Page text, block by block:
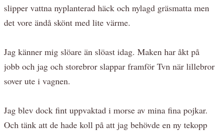
slipper vattna nyplanterad häck och nylagd gräsmatta men
det vore ändå skönt med lite värme.
Jag känner mig slöare än slöast idag. Maken har åkt på
jobb och jag och storebror slappar framför Tvn när lillebror
sover ute i vagnen.
Jag blev dock fint uppvaktad i morse av mina fina pojkar.
Och tänk att de hade koll på att jag behövde en ny tekopp